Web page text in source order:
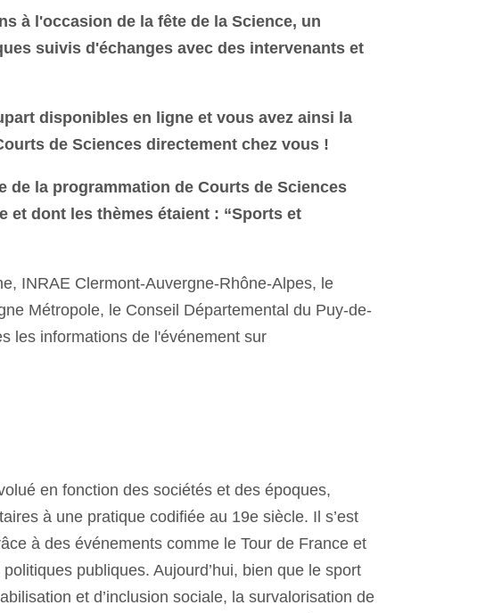
à l'occasion de la fête de la Science, un
suivis d'échanges avec des intervenants et
disponibles en ligne et vous avez ainsi la
de Sciences directement chez vous !
de la programmation de Courts de Sciences
et dont les thèmes étaient : “Sports et
INRAE Clermont-Auvergne-Rhône-Alpes, le
Métropole, le Conseil Départemental du Puy-de-
les informations de l'événement sur
en fonction des sociétés et des époques,
à une pratique codifiée au 19e siècle. Il s’est
à des événements comme le Tour de France et
publiques. Aujourd’hui, bien que le sport
et d’inclusion sociale, la survalorisation de